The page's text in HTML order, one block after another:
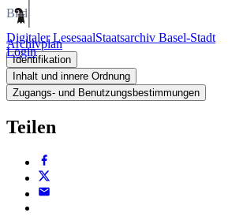
Digitaler LesesaalStaatsarchiv Basel-Stadt
Login
Bild
Archivplan
Identifikation
Inhalt und innere Ordnung
Zugangs- und Benutzungsbestimmungen
Teilen